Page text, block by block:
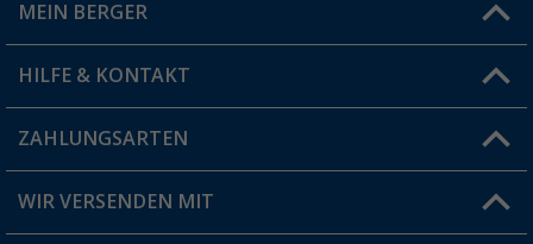
Filiale finden
MEIN BERGER
Vorteilskarte
Blog
Jobs & Karriere
HILFE & KONTAKT
FAQ & Kontakt
Versandinformationen
ZAHLUNGSARTEN
WIR VERSENDEN MIT